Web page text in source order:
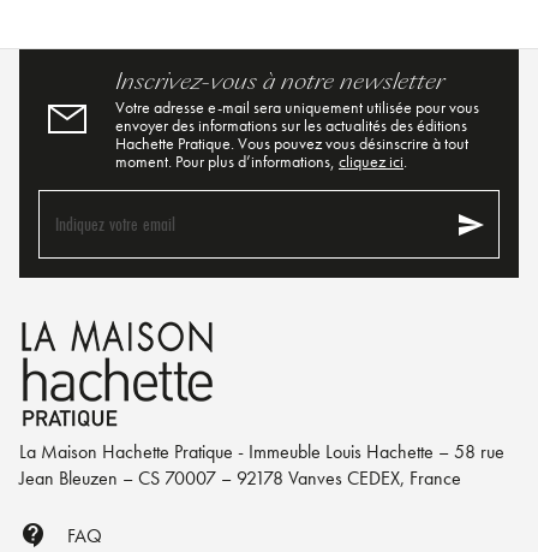
Inscrivez-vous à notre newsletter
Votre adresse e-mail sera uniquement utilisée pour vous
envoyer des informations sur les actualités des éditions
Hachette Pratique. Vous pouvez vous désinscrire à tout
moment. Pour plus d’informations, cliquez ici.
Indiquez votre email send
La Maison Hachette Pratique - Immeuble Louis Hachette – 58 rue
Jean Bleuzen – CS 70007 – 92178 Vanves CEDEX, France
contact_support FAQ